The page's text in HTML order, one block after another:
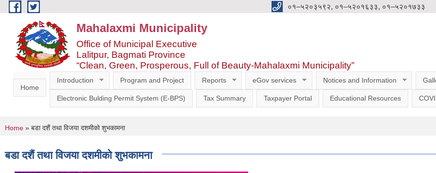
Skip to main content ०१–५२०३५९२, ०१–५२०१६३३, ०१–५२०१७३३
Mahalaxmi Municipality
Office of Municipal Executive
Lalitpur, Bagmati Province
“Clean, Green, Prosperous, Full of Beauty-Mahalaxmi Municipality”
Home
Introduction Program and Project Reports eGov services Notices and Information
Electronic Bulding Permit System (E-BPS) Tax Summary Taxpayer Portal Educational Resources
You are here
Home » बडा दशैं तथा विजया दशमीको शुभकामना
बडा दशैं तथा विजया दशमीको शुभकामना